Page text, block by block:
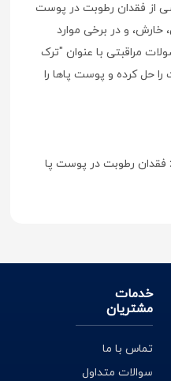
از فقدان رطوبت در پوست
و در برخی موارد
مراقبتی با عنوان "ترک
حل کرده و پوست پاها را
فقدان رطوبت در پوست پا
پاها می‌شود.
کنند و خطر ابتلا به عفونت
خدمات
مشتریان
تماس با ما
سوالات متداول